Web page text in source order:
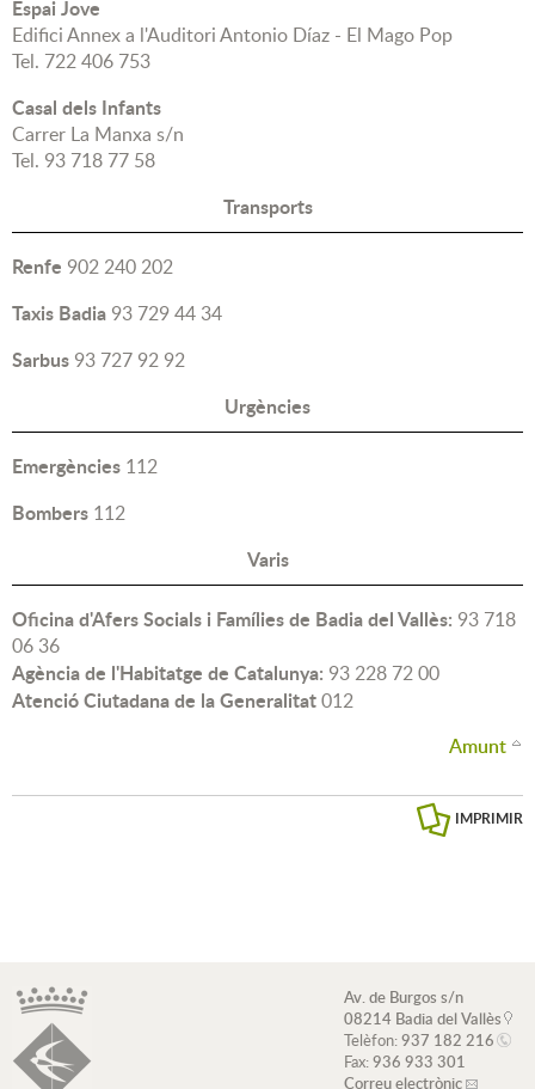
Espai Jove
Edifici Annex a l'Auditori Antonio Díaz - El Mago Pop
Tel. 722 406 753
Casal dels Infants
Carrer La Manxa s/n
Tel. 93 718 77 58
Transports
Renfe 902 240 202
Taxis Badia 93 729 44 34
Sarbus 93 727 92 92
Urgències
Emergències 112
Bombers 112
Varis
Oficina d'Afers Socials i Famílies de Badia del Vallès: 93 718
06 36
Agència de l'Habitatge de Catalunya: 93 228 72 00
Atenció Ciutadana de la Generalitat012
Amunt
IMPRIMIR
Av. de Burgos s/n
08214 Badia del Vallès
Telèfon:937 182 216
Fax:936 933 301
Correu electrònic